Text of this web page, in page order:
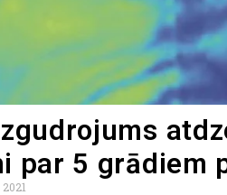
par 5 grādiem